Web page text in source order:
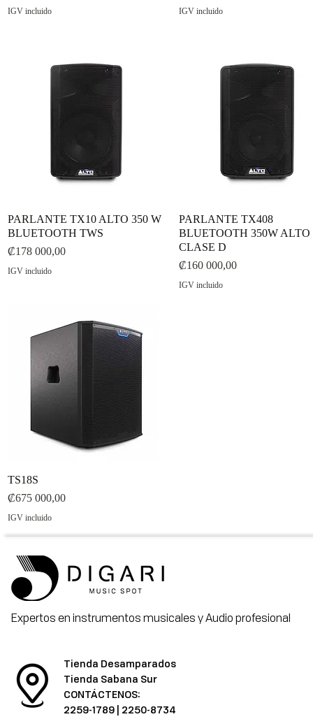
IGV incluido IGV incluido
Vista rápida
PARLANTE TX10 ALTO 350 W
BLUETOOTH TWS
Precio
₡178 000,00
IGV incluido
Vista rápida
PARLANTE TX408
BLUETOOTH 350W ALTO
CLASE D
Precio
₡160 000,00
IGV incluido
TS18S
Precio
₡675 000,00
IGV incluido
Expertos en instrumentos musicales y Audio profesional
Tienda Desamparados
Tienda Sabana Sur
CONTÁCTENOS:
2259-1789 | 2250-8734